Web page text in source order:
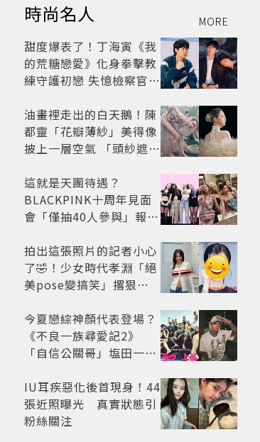
時尚名人 MORE
甜度爆表了！丁海寅《我
的荒糖戀愛》化身拳擊教
練守護初戀 失憶檢察官×
劇
油畫裡走出的白天鵝！陳
都靈「花瓣薄紗」美得像
披上一層空氣 「頭紗遮
太仙
這就是天團待遇？
BLACKPINK十周年見面
會「僅抽40人參與」報名
怒了😡
拍出這張照片的記者小心
了🤣！少女時代孝淵「絕
美pose變搞笑」撂狠
今夏戀綜神顏代表登場？
《不良一族尋愛記2》
「自信公關哥」塩田一馬
老闆
IU耳疾惡化後首現身！44
張近照曝光 真實狀態引
粉絲關注